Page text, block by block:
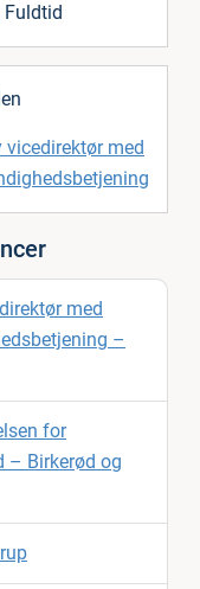
Fuldtid
vicedirektør med
med
–
for
– Birkerød og